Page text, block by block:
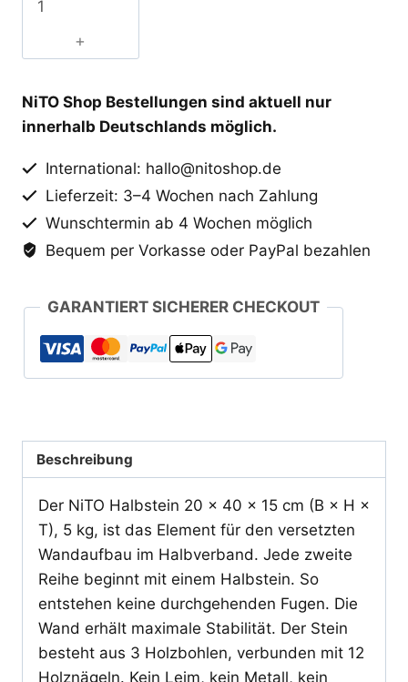
NiTO Shop Bestellungen sind aktuell nur
innerhalb Deutschlands möglich.
International: hallo@nitoshop.de
Lieferzeit: 3–4 Wochen nach Zahlung
Wunschtermin ab 4 Wochen möglich
Bequem per Vorkasse oder PayPal bezahlen
GARANTIERT SICHERER CHECKOUT
Beschreibung
Der NiTO Halbstein 20 × 40 × 15 cm (B × H ×
T), 5 kg, ist das Element für den versetzten
Wandaufbau im Halbverband. Jede zweite
Reihe beginnt mit einem Halbstein. So
entstehen keine durchgehenden Fugen. Die
Wand erhält maximale Stabilität. Der Stein
besteht aus 3 Holzbohlen, verbunden mit 12
Holznägeln. Kein Leim, kein Metall, kein